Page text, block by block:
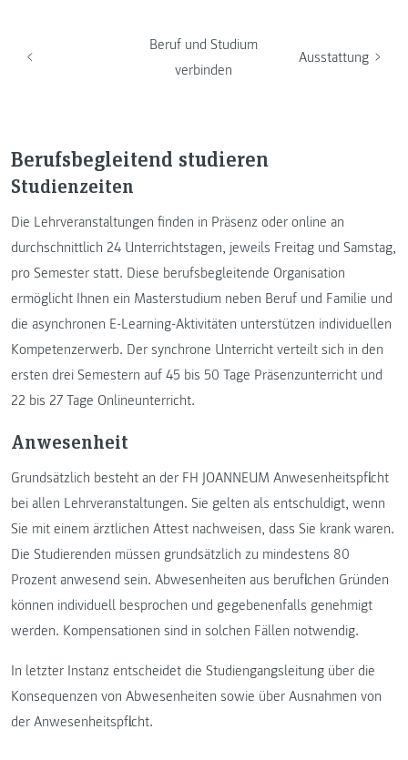
Beruf und Studium
verbinden
Ausstattung
Berufsbegleitend studieren
Studienzeiten
Die Lehrveranstaltungen finden in Präsenz oder online an
durchschnittlich 24 Unterrichtstagen, jeweils Freitag und Samstag,
pro Semester statt. Diese berufsbegleitende Organisation
ermöglicht Ihnen ein Masterstudium neben Beruf und Familie und
die asynchronen E-Learning-Aktivitäten unterstützen individuellen
Kompetenzerwerb. Der synchrone Unterricht verteilt sich in den
ersten drei Semestern auf 45 bis 50 Tage Präsenzunterricht und
22 bis 27 Tage Onlineunterricht.
Anwesenheit
Grundsätzlich besteht an der FH JOANNEUM Anwesenheitspflicht
bei allen Lehrveranstaltungen. Sie gelten als entschuldigt, wenn
Sie mit einem ärztlichen Attest nachweisen, dass Sie krank waren.
Die Studierenden müssen grundsätzlich zu mindestens 80
Prozent anwesend sein. Abwesenheiten aus beruflichen Gründen
können individuell besprochen und gegebenenfalls genehmigt
werden. Kompensationen sind in solchen Fällen notwendig.
In letzter Instanz entscheidet die Studiengangsleitung über die
Konsequenzen von Abwesenheiten sowie über Ausnahmen von
der Anwesenheitspflicht.